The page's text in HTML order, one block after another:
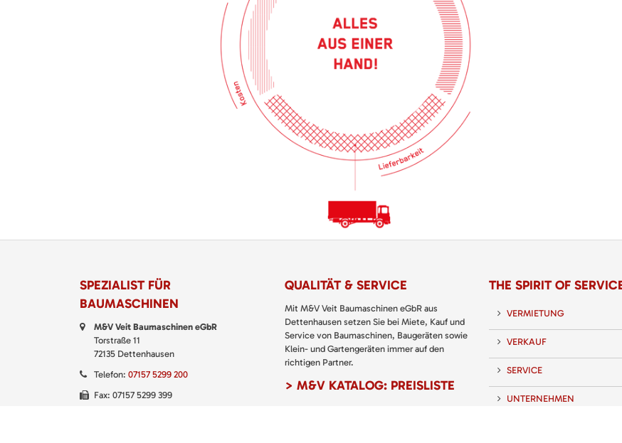
SPEZIALIST FÜR
BAUMASCHINEN
M&V Veit Baumaschinen eGbR
Torstraße 11
72135 Dettenhausen
Telefon: 07157 5299 200
Fax: 07157 5299 399
QUALITÄT & SERVICE
Mit M&V Veit Baumaschinen eGbR aus
Dettenhausen setzen Sie bei Miete, Kauf und
Service von Baumaschinen, Baugeräten sowie
Klein- und Gartengeräten immer auf den
richtigen Partner.
> M&V KATALOG: PREISLISTE
THE SPIRIT OF
VERMIETUNG
VERKAUF
SERVICE
UNTERNEHMEN